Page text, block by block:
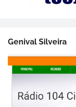
Genival Silveira